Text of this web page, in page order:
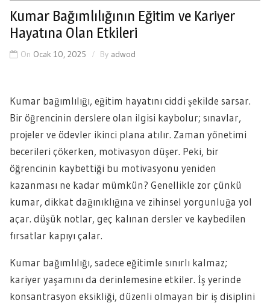
Kumar Bağımlılığının Eğitim ve Kariyer
Hayatına Olan Etkileri
On Ocak 10, 2025 By adwod
Kumar bağımlılığı, eğitim hayatını ciddi şekilde sarsar.
Bir öğrencinin derslere olan ilgisi kaybolur; sınavlar,
projeler ve ödevler ikinci plana atılır. Zaman yönetimi
becerileri çökerken, motivasyon düşer. Peki, bir
öğrencinin kaybettiği bu motivasyonu yeniden
kazanması ne kadar mümkün? Genellikle zor çünkü
kumar, dikkat dağınıklığına ve zihinsel yorgunluğa yol
açar. düşük notlar, geç kalınan dersler ve kaybedilen
fırsatlar kapıyı çalar.
Kumar bağımlılığı, sadece eğitimle sınırlı kalmaz;
kariyer yaşamını da derinlemesine etkiler. İş yerinde
konsantrasyon eksikliği, düzenli olmayan bir iş disiplini